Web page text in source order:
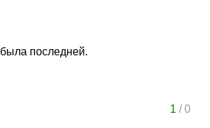
последней.
1 /0